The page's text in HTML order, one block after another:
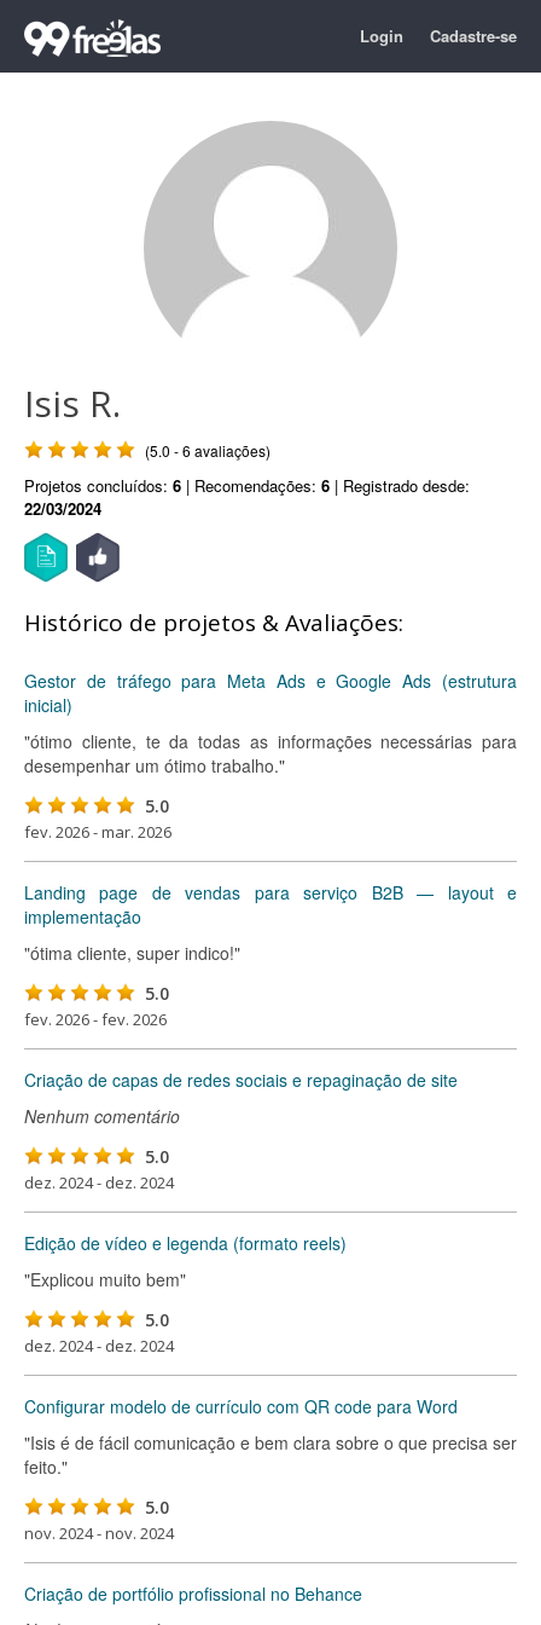
Login Cadastre-se
Isis R.
(5.0 - 6 avaliações)
Projetos concluídos: 6 | Recomendações: 6 | Registrado desde:
22/03/2024
Histórico de projetos & Avaliações:
Gestor de tráfego para Meta Ads e Google Ads (estrutura
inicial)
"ótimo cliente, te da todas as informações necessárias para
desempenhar um ótimo trabalho."
5.0
fev. 2026 - mar. 2026
Landing page de vendas para serviço B2B — layout e
implementação
"ótima cliente, super indico!"
5.0
fev. 2026 - fev. 2026
Criação de capas de redes sociais e repaginação de site
Nenhum comentário
5.0
dez. 2024 - dez. 2024
Edição de vídeo e legenda (formato reels)
"Explicou muito bem"
5.0
dez. 2024 - dez. 2024
Configurar modelo de currículo com QR code para Word
"Isis é de fácil comunicação e bem clara sobre o que precisa ser
feito."
5.0
nov. 2024 - nov. 2024
Criação de portfólio profissional no Behance